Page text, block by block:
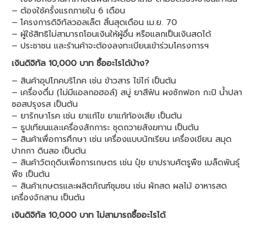
– ต้องใช้ครั้งแรกภายใน 6 เดือน
– โครงการดิจิทัลวอลเล็ต สิ้นสุดเดือน เม.ย. 70
– ผู้ใช้สิทธิไม่สามารถโอนเงินให้ผู้อื่น หรือแลกเป็นเงินสดได้
– ประชาชน และร้านค้าจะต้องลงทะเบียนเข้าร่วมโครงการฯ
เงินดิจิทัล 10,000 บาท ซื้ออะไรได้บ้าง?
– สินค้าอุปโภคบริโภค เช่น ข้าวสาร ไข่ไก่ เป็นต้น
– เครื่องดื่ม (ไม่มีแอลกอฮอล์) สบู่ ยาสีฟัน ผงซักฟอก กะปิ น้ำปลา
ซอสปรุงรส เป็นต้น
– ยารักษาโรค เช่น ยาแก้ไข ยาแก้ท้องเสีย เป็นต้น
– ธูปเทียนและเครื่องสักการะ ชุดถวายสังฆทาน เป็นต้น
– สินค้าเพื่อการศึกษา เช่น เครื่องแบบนักเรียน เครื่องเขียน สมุด
ปากกา ดินสอ เป็นต้น
– สินค้าวัตถุดิบเพื่อการเกษตร เช่น ปุ๋ย ยาปราบศัตรูพืช เมล็ดพันธุ์
พืช เป็นต้น
– สินค้าเกษตรและผลิตภัณฑ์ชุมชน เช่น ผักสด ผลไม้ อาหารสด
เครื่องจักสาน เป็นต้น
เงินดิจิทัล 10,000 บาท ไม่สามารถซื้ออะไรได้